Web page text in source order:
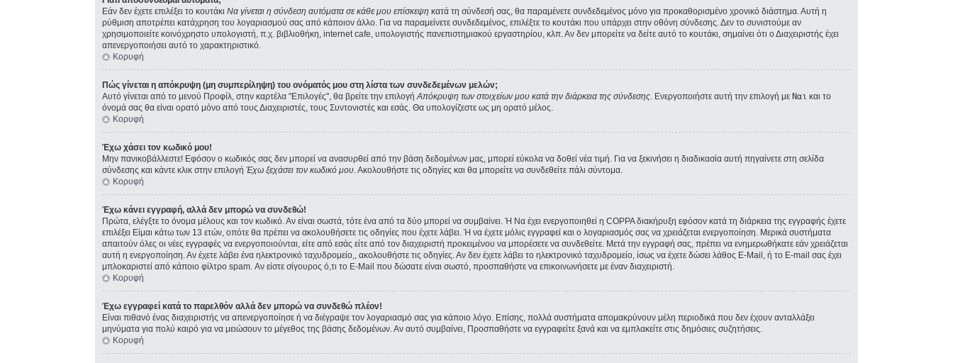
Εάν δεν έχετε επιλέξει το κουτάκιΝα γίνεται η σύνδεση αυτόματα σε κάθε μου επίσκεψη κατά τη σύνδεσή σας, θα παραμένετε συνδεδεμένος μόνο για προκαθορισμένο χρονικό διάστημα. Αυτή η
ρύθμιση αποτρέπει κατάχρηση του λογαριασμού σας από κάποιον άλλο. Για να παραμείνετε συνδεδεμένος, επιλέξτε το κουτάκι που υπάρχει στην οθόνη σύνδεσης. Δεν το συνιστούμε αν
χρησιμοποιείτε κοινόχρηστο υπολογιστή, π.χ. βιβλιοθήκη, internet cafe, υπολογιστής πανεπιστημιακού εργαστηρίου, κλπ. Αν δεν μπορείτε να δείτε αυτό το κουτάκι, σημαίνει ότι ο Διαχειριστής έχει
απενεργοποιήσει αυτό το χαρακτηριστικό.
Κορυφή
Πώς γίνεται η απόκρυψη (μη συμπερίληψη) του ονόματός μου στη λίστα των συνδεδεμένων μελών;
Αυτό γίνεται από το μενού Προφίλ, στην καρτέλα "Επιλογές", θα βρείτε την επιλογήΑπόκρυψη των στοιχείων μου κατά την διάρκεια της σύνδεσης. Ενεργοποιήστε αυτή την επιλογή με Ναι και το
όνομά σας θα είναι ορατό μόνο από τους Διαχειριστές, τους Συντονιστές και εσάς. Θα υπολογίζεστε ως μη ορατό μέλος.
Κορυφή
Έχω χάσει τον κωδικό μου!
Μην πανικοβάλλεστε! Εφόσον ο κωδικός σας δεν μπορεί να ανασυρθεί από την βάση δεδομένων μας, μπορεί εύκολα να δοθεί νέα τιμή. Για να ξεκινήσει η διαδικασία αυτή πηγαίνετε στη σελίδα
σύνδεσης και κάντε κλικ στην επιλογήΈχω ξεχάσει τον κωδικό μου. Ακολουθήστε τις οδηγίες και θα μπορείτε να συνδεθείτε πάλι σύντομα.
Κορυφή
Έχω κάνει εγγραφή, αλλά δεν μπορώ να συνδεθώ!
Πρώτα, ελέγξτε το όνομα μέλους και τον κωδικό. Αν είναι σωστά, τότε ένα από τα δύο μπορεί να συμβαίνει. Ή Να έχει ενεργοποιηθεί η COPPA διακήρυξη εφόσον κατά τη διάρκεια της εγγραφής έχετε
επιλέξει Είμαι κάτω των 13 ετών, οπότε θα πρέπει να ακολουθήσετε τις οδηγίες που έχετε λάβει. Ή να έχετε μόλις εγγραφεί και ο λογαριασμός σας να χρειάζεται ενεργοποίηση. Μερικά συστήματα
απαιτούν όλες οι νέες εγγραφές να ενεργοποιούνται, είτε από εσάς είτε από τον διαχειριστή προκειμένου να μπορέσετε να συνδεθείτε. Μετά την εγγραφή σας, πρέπει να ενημερωθήκατε εάν χρειάζεται
αυτή η ενεργοποίηση. Αν έχετε λάβει ένα ηλεκτρονικό ταχυδρομείο,, ακολουθήστε τις οδηγίες. Αν δεν έχετε λάβει το ηλεκτρονικό ταχυδρομείο, ίσως να έχετε δώσει λάθος E-Mail, ή το E-mail σας έχει
μπλοκαριστεί από κάποιο φίλτρο spam. Αν είστε σίγουρος ό,τι το E-Mail που δώσατε είναι σωστό, προσπαθήστε να επικοινωνήσετε με έναν διαχειριστή.
Κορυφή
Έχω εγγραφεί κατά το παρελθόν αλλά δεν μπορώ να συνδεθώ πλέον!
Είναι πιθανό ένας διαχειριστής να απενεργοποίησε ή να διέγραψε τον λογαριασμό σας για κάποιο λόγο. Επίσης, πολλά συστήματα απομακρύνουν μέλη περιοδικά που δεν έχουν ανταλλάξει
μηνύματα για πολύ καιρό για να μειώσουν το μέγεθος της βάσης δεδομένων. Αν αυτό συμβαίνει, Προσπαθήστε να εγγραφείτε ξανά και να εμπλακείτε στις δημόσιες συζητήσεις.
Κορυφή